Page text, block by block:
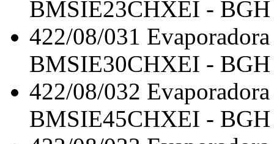
BMSIE23CHXEI -
422/08/031
BMSIE30CHXEI -
422/08/032
BMSIE45CHXEI -